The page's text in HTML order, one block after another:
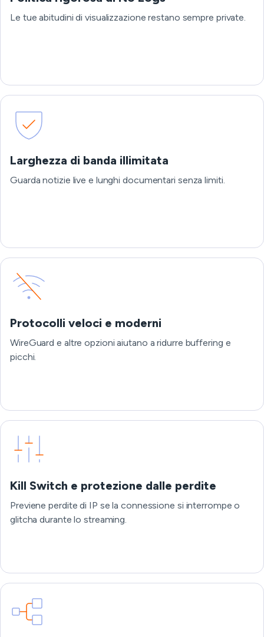
Le tue abitudini di visualizzazione restano sempre private.
Larghezza di banda illimitata
Guarda notizie live e lunghi documentari senza limiti.
Protocolli veloci e moderni
WireGuard e altre opzioni aiutano a ridurre buffering e
picchi.
Kill Switch e protezione dalle perdite
Previene perdite di IP se la connessione si interrompe o
glitcha durante lo streaming.